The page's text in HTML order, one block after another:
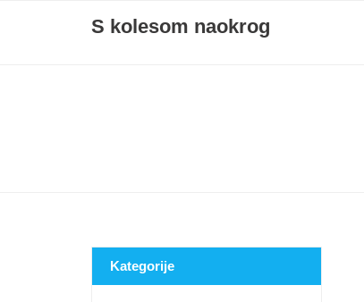
S kolesom naokrog
Kategorije